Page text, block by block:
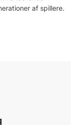
af spillere.